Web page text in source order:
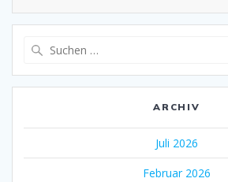
ARCHIV
Juli 2026
Februar 2026